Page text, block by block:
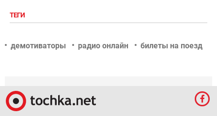
ТЕГИ
демотиваторы радио онлайн билеты на поезд